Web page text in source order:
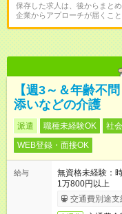
保存した求人は、後からまとめ
企業からアプローチが届くこと
【週3～＆年齢不
添いなどの介護
派遣 職種未経験OK 社
WEB登録・面接OK
給与
無資格未経験
1万800円以上
交通費別途支